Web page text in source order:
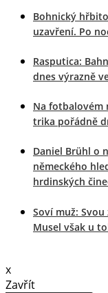
Bohnický
uzavření. Po
Rasputica:
dnes výrazně
Na
trika pořádně
Daniel Brühl o
německého
hrdinských
Soví muž:
Musel však u
x
Zavřít